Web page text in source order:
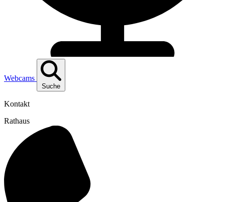
Webcams
Suche
Kontakt
Rathaus